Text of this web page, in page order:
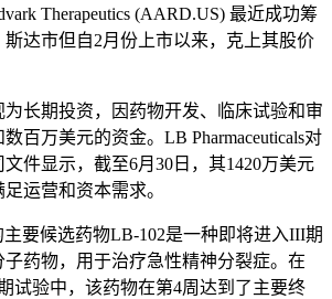
Therapeutics (AARD.US) 最近成功筹
斯达市但自2月份上市以来，克上其股价
长期投资，因药物开发、临床试验和审
百万美元的资金。LB Pharmaceuticals对
件显示，截至6月30日，其1420万美元
运营和资本需求。
主要候选药物LB-102是一种即将进入III期
药物，用于治疗急性精神分裂症。在
试验中，该药物在第4周达到了主要终